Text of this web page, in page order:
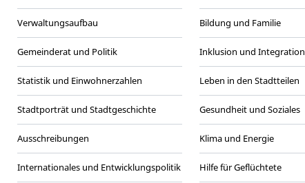
Verwaltungsaufbau
Gemeinderat und Politik
Statistik und Einwohnerzahlen
Stadtporträt und Stadtgeschichte
Ausschreibungen
Internationales und Entwicklungspolitik
Bildung und Familie
Inklusion und Integration
Leben in den Stadtteilen
Gesundheit und Soziales
Klima und Energie
Hilfe für Geflüchtete